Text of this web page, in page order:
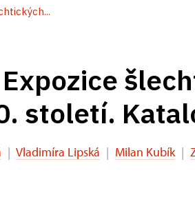
století.
| Vladimíra Lipská | Milan Kubík |